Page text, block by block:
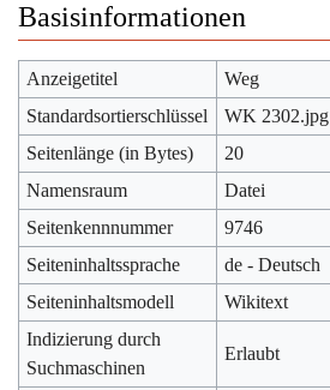
Basisinformationen
Anzeigetitel
Weg
Standardsortierschlüssel
WK 2302.jpg
Seitenlänge (in Bytes)
20
Namensraum
Datei
Seitenkennnummer
9746
Seiteninhaltssprache
de - Deutsch
Seiteninhaltsmodell
Wikitext
Indizierung durch
Suchmaschinen
Erlaubt